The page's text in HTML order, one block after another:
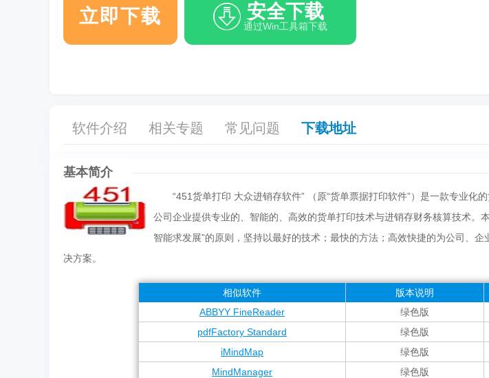
立即下载 安全下载
通过Win工具箱下载
软件介绍 相关专题 常见问题 下载地址
基本简介
“451货单打印 大众进销存软件” （原“货单票据打印软件”）是一款专业化
公司企业提供专业的、智能的、高效的货单打印技术与进销存财务核算技术。
智能求发展”的原则，坚持以最好的技术；最快的方法；高效快捷的为公司、
决方案。
相似软件 版本说明
ABBYY FineReader
绿色版
pdfFactory Standard
绿色版
iMindMap
绿色版
MindManager
绿色版